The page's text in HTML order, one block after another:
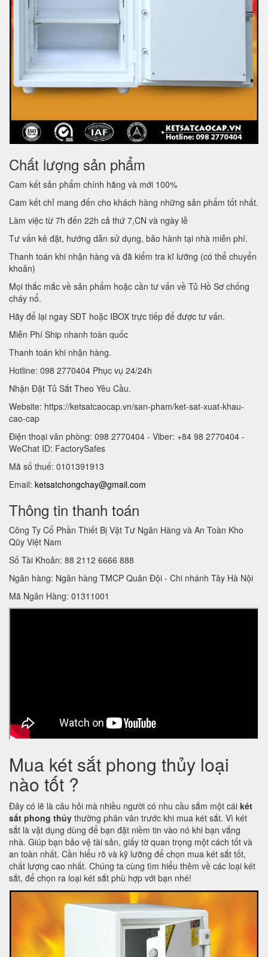
Chất lượng sản phẩm
Cam kết sản phẩm chính hãng và mới 100%
Cam kết chỉ mang đến cho khách hàng những sản phẩm tốt nhất.
Làm việc từ 7h đến 22h cả thứ 7,CN và ngày lễ
Tư vấn kê đặt, hướng dẫn sử dụng, bảo hành tại nhà miễn phí.
Thanh toán khi nhận hàng và đã kiểm tra kĩ lưỡng (có thể chuyển
khoản)
Mọi thắc mắc về sản phẩm hoặc cần tư vấn về Tủ Hồ Sơ chống
cháy nổ.
Hãy để lại ngay SĐT hoặc IBOX trực tiếp để được tư vấn.
Miễn Phí Ship nhanh toàn quốc
Thanh toán khi nhận hàng.
Hotline: 098 2770404 Phục vụ 24/24h
Nhận Đặt Tủ Sắt Theo Yêu Cầu.
Website: https://ketsatcaocap.vn/san-pham/ket-sat-xuat-khau-
cao-cap
Điện thoại văn phòng: 098 2770404 - Viber: +84 98 2770404 -
WeChat ID: FactorySafes
Mã số thuế: 0101391913
Email: ketsatchongchay@gmail.com
Thông tin thanh toán
Công Ty Cổ Phần Thiết Bị Vật Tư Ngân Hàng và An Toàn Kho
Qũy Việt Nam
Số Tài Khoản: 88 2112 6666 888
Ngân hàng: Ngân hàng TMCP Quân Đội - Chi nhánh Tây Hà Nội
Mã Ngân Hàng: 01311001
Mua két sắt phong thủy loại
nào tốt ?
Đây có lẽ là câu hỏi mà nhiều người có nhu cầu sắm một cái két
sắt phong thủy thường phân vân trước khi mua két sắt. Vì két
sắt là vật dụng dùng để bạn đặt niềm tin vào nó khi bạn vắng
nhà. Giúp bạn bảo vệ tài sản, giấy tờ quan trọng một cách tốt và
an toàn nhất. Cần hiểu rõ và kỹ lưỡng để chọn mua két sắt tốt,
chất lượng cao nhất. Chúng ta cùng tìm hiểu thêm về các loại két
sắt, để chọn ra loại két sắt phù hợp với bạn nhé!